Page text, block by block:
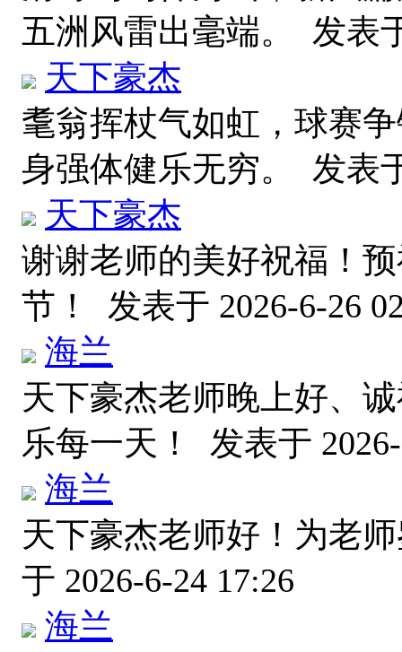
五洲风雷出毫端。 发表
天下豪杰
耄翁挥杖气如虹，球赛
身强体健乐无穷。 发表
天下豪杰
谢谢老师的美好祝福！
节！ 发表于 2026-6-26
海兰
天下豪杰老师晚上好、
乐每一天！ 发表于
海兰
天下豪杰老师好！为老
于 2026-6-24 17:26
海兰